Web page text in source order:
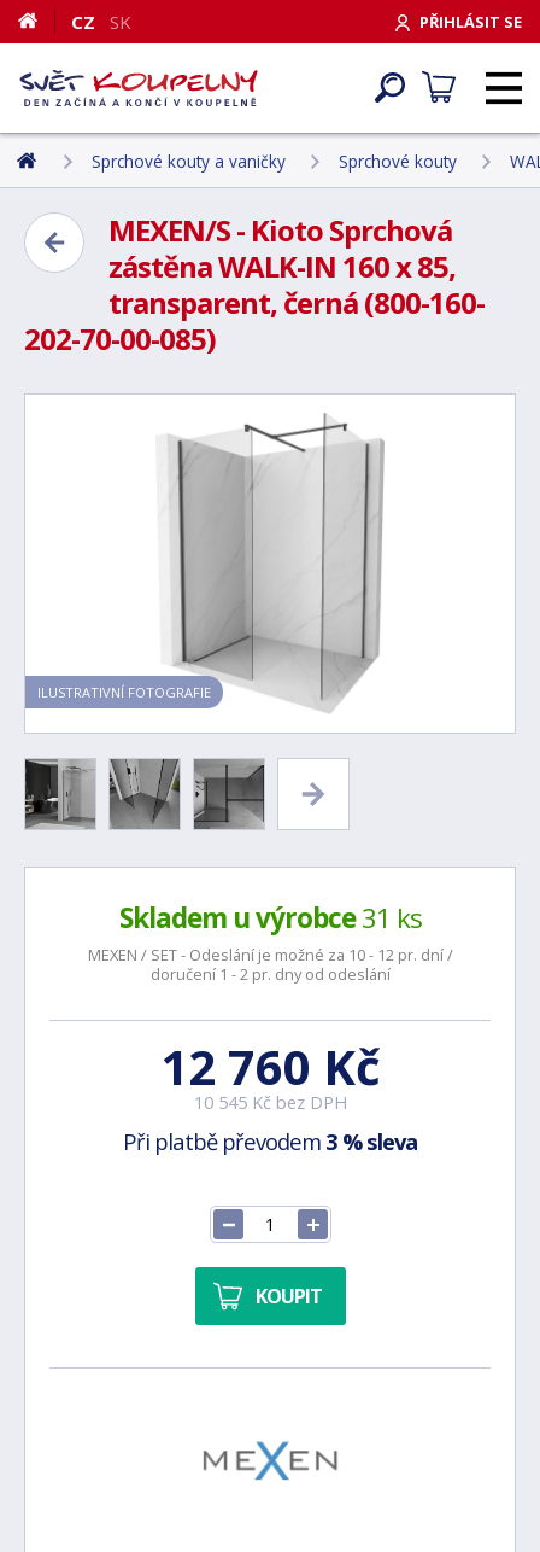
PŘIHLÁSIT SE
CZ SK
Sprchové kouty a vaničky Sprchové kouty
MEXEN/S - Kioto Sprchová
zástěna WALK-IN 160 x 85,
transparent, černá (800-160-
202-70-00-085)
ILUSTRATIVNÍ FOTOGRAFIE
Skladem u výrobce31 ks
MEXEN / SET - Odeslání je možné za 10 - 12 pr. dní /
doručení 1 - 2 pr. dny od odeslání
12 760 Kč
10 545 Kč bez DPH
Při platbě převodem 3 % sleva
KOUPIT